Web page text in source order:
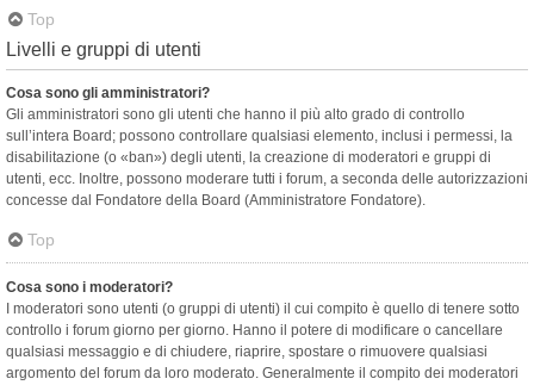
Top
Livelli e gruppi di utenti
Cosa sono gli amministratori?
Gli amministratori sono gli utenti che hanno il più alto grado di controllo
sull’intera Board; possono controllare qualsiasi elemento, inclusi i permessi, la
disabilitazione (o «ban») degli utenti, la creazione di moderatori e gruppi di
utenti, ecc. Inoltre, possono moderare tutti i forum, a seconda delle autorizzazioni
concesse dal Fondatore della Board (Amministratore Fondatore).
Top
Cosa sono i moderatori?
I moderatori sono utenti (o gruppi di utenti) il cui compito è quello di tenere sotto
controllo i forum giorno per giorno. Hanno il potere di modificare o cancellare
qualsiasi messaggio e di chiudere, riaprire, spostare o rimuovere qualsiasi
argomento del forum da loro moderato. Generalmente il compito dei moderatori